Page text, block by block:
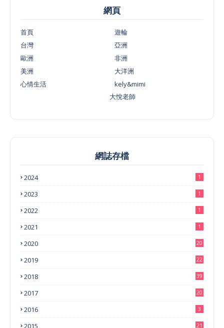
網頁
首頁
遊輪
台灣
亞洲
歐洲
非洲
美洲
大洋洲
心情生活
kely&mimi
大悅老師
網誌存檔
2024 1
2023 1
2022 1
2021 1
2020 20
2019 22
2018 39
2017 20
2016 3
2015 21